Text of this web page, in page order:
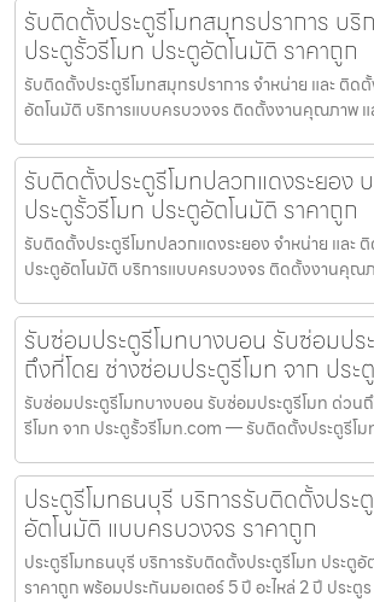
รับติดตั้งประตูรีโมทสมุทรปราการ บ
ประตูรั้วรีโมท ประตูอัตโนมัติ ราคาถูก
รับติดตั้งประตูรีโมทสมุทรปราการ จำหน่าย และ ติด
อัตโนมัติ บริการแบบครบวงจร ติดตั้งงานคุณภาพ แ
รับติดตั้งประตูรีโมทปลวกแดงระยอง
ประตูรั้วรีโมท ประตูอัตโนมัติ ราคาถูก
รับติดตั้งประตูรีโมทปลวกแดงระยอง จำหน่าย และ
ประตูอัตโนมัติ บริการแบบครบวงจร ติดตั้งงานคุณ
รับซ่อมประตูรีโมทบางบอน รับซ่อมปร
ถึงที่โดย ช่างซ่อมประตูรีโมท จาก ประ
รับซ่อมประตูรีโมทบางบอน รับซ่อมประตูรีโมท ด่วน
รีโมท จาก ประตูรั้วรีโมท.com — รับติดตั้งประตูรีโม
ประตูรีโมทธนบุรี บริการรับติดตั้งประ
อัตโนมัติ แบบครบวงจร ราคาถูก
ประตูรีโมทธนบุรี บริการรับติดตั้งประตูรีโมท ประตู
ราคาถูก พร้อมประกันมอเตอร์ 5 ปี อะไหล่ 2 ปี ประตูร